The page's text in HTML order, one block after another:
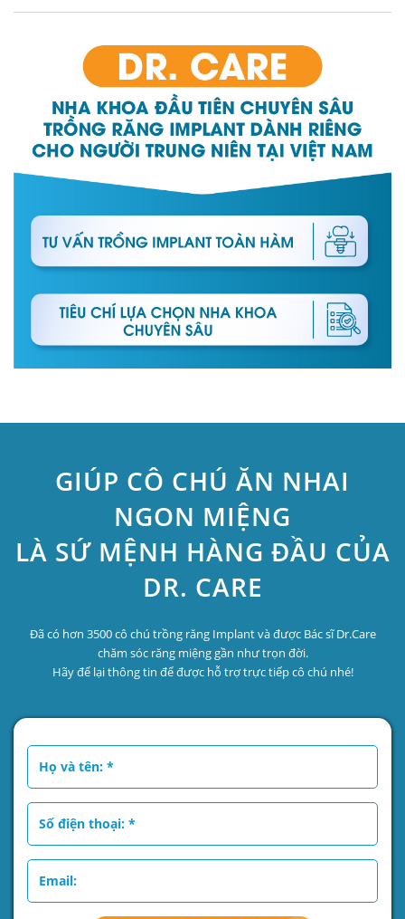
GIÚP CÔ CHÚ ĂN NHAI
NGON MIỆNG
LÀ SỨ MỆNH HÀNG ĐẦU CỦA
DR. CARE
Đã có hơn 3500 cô chú trồng răng Implant và được Bác sĩ Dr.Care
chăm sóc răng miệng gần như trọn đời.
Hãy để lại thông tin để được hỗ trợ trực tiếp cô chú nhé!